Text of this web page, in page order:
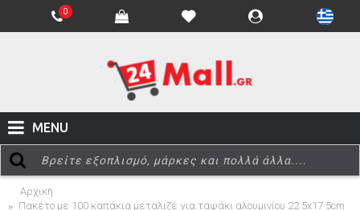
0
MENU
Αρχική
Πακέτο με 100 καπάκια μεταλιζέ για ταψάκι αλουμινίου 22 5x17 5cm